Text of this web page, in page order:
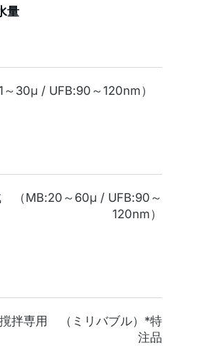
量
考値）
30μ / UFB:90～120nm）
（MB:20～60μ / UFB:90～
120nm）
拌専用 （ミリバブル）*特
注品